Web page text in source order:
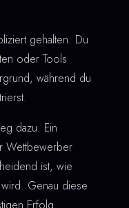
gehalten. Du
oder Tools
während du
dazu. Ein
Wettbewerber
ist, wie
Genau diese
Erfolg.